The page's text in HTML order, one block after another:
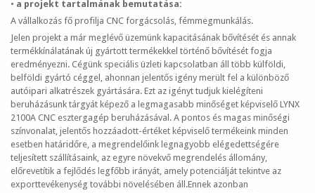
• a projekt tartalmának bemutatása:
A vállalkozás fő profilja CNC forgácsolás, fémmegmunkálás.
Jelen projekt a már meglévő üzemünk kapacitásának bővítését és annak
termékkínálatának új gyártott termékekkel történő bővítését fogja
eredményezni. Cégünk speciális üzleti kapcsolatban áll több külföldi,
belföldi gyártó céggel, ahonnan jelentős igény merült fel a különböző
autóipari alkatrészek gyártására. Ezt az igényt tudjuk kielégíteni
beruházásunk tárgyát képező a legmagasabb minőséget képviselő LYNX
2100A CNC esztergagép beruházásával. A pontos és magas minőségi
színvonalat, jelentős hozzáadott-értéket képviselő termékeink minden
esetben határidőre, a megrendelőink legnagyobb elégedettségére
teljesített szállításaink, az egyre növekvő megrendelés állomány,
előrevetítik a fejlődés legfőbb irányát, amely potenciálját tekintve az
exporttevékenység további növelésében áll.Ennek azonban